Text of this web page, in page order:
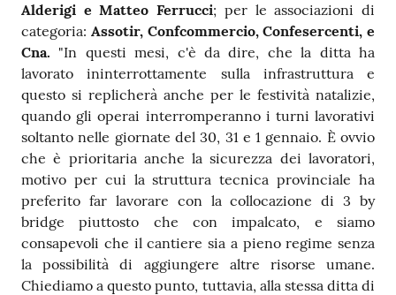
Alderigi e Matteo Ferrucci; per le associazioni di
categoria: Assotir, Confcommercio, Confesercenti, e
Cna. "In questi mesi, c'è da dire, che la ditta ha
lavorato ininterrottamente sulla infrastruttura e
questo si replicherà anche per le festività natalizie,
quando gli operai interromperanno i turni lavorativi
soltanto nelle giornate del 30, 31 e 1 gennaio. È ovvio
che è prioritaria anche la sicurezza dei lavoratori,
motivo per cui la struttura tecnica provinciale ha
preferito far lavorare con la collocazione di 3 by
bridge piuttosto che con impalcato, e siamo
consapevoli che il cantiere sia a pieno regime senza
la possibilità di aggiungere altre risorse umane.
Chiediamo a questo punto, tuttavia, alla stessa ditta di